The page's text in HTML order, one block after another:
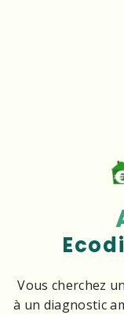
Vous cherchez
à un diagnostic